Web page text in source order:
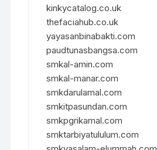
kinkycatalog.co.uk
thefaciahub.co.uk
yayasanbinabakti.com
paudtunasbangsa.com
smkal-amin.com
smkal-manar.com
smkdarulamal.com
smkitpasundan.com
smkpgrikamal.com
smktarbiyatululum.com